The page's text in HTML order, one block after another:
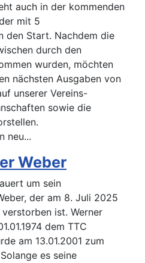
auch in der kommenden
mit 5
den Start. Nachdem die
durch den
wurden, möchten
nächsten Ausgaben von
unserer Vereins-
sowie die
neu...
Weber
um sein
der am 8. Juli 2025
ist. Werner
dem TTC
am 13.01.2001 zum
es seine